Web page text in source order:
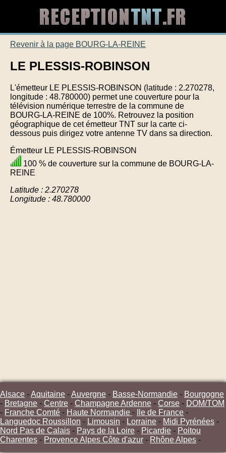
Revenir à la page BOURG-LA-REINE
LE PLESSIS-ROBINSON
L'émetteur LE PLESSIS-ROBINSON (latitude : 2.270278,
longitude : 48.780000) permet une couverture pour la
télévision numérique terrestre de la commune de
BOURG-LA-REINE de 100%. Retrouvez la position
géographique de cet émetteur TNT sur la carte ci-
dessous puis dirigez votre antenne TV dans sa direction.
Émetteur LE PLESSIS-ROBINSON
100 % de couverture sur la commune de BOURG-LA-
REINE
Latitude : 2.270278
Longitude : 48.780000
Alsace -Aquitaine -Auvergne - Basse-Normandie - Bourgogne
- Bretagne - Centre - Champagne Ardenne - Corse - DOM/TOM
- Franche Comté - Haute Normandie - Ile de France -
Languedoc Roussillon - Limousin - Lorraine - Midi Pyrénées -
Nord Pas de Calais - Pays de la Loire - Picardie - Poitou
Charentes - Provence Alpes Côte d'azur - Rhône Alpes -